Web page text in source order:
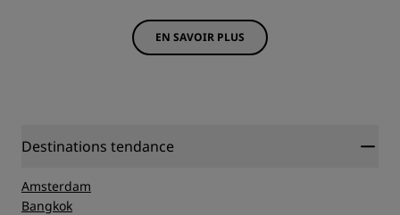
EN SAVOIR PLUS
Destinations tendance
Amsterdam
Bangkok